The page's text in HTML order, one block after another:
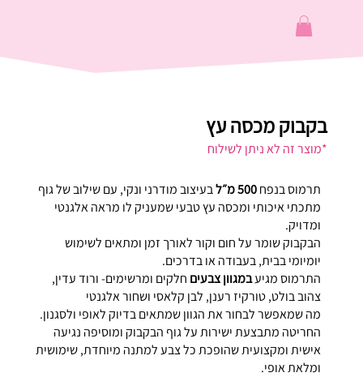
בקבוק מכסה עץ
*מוצר זה לא ניתן לשילוח
תרמוס בנפח
בעיצוב מודרני ונקי, עם שילוב של גוף
מתכתי איכותי ומכסה עץ טבעי שמעניק לו מראה אלגנטי
ומדויק.
הבקבוק שומר על חום וקור לאורך זמן ומתאים לשימוש
יומיומי בבית, בעבודה או בדרכים.
התרמוס מגיעבמגוון צבעים חלקים ומרשימים- ורוד עדין,
צהוב בולט, טורקיז רענן, לבן קלאסי ושחור אלגנטי
מה שמאפשר לבחור את הגוון שמתאים בדיוק לאופי ולסגנון.
החריטה מתבצעת ישירות על גוף הבקבוק ומוסיפה נגיעה
אישית ומקצועית שהופכת כל צבע למתנה מיוחדת, שימושית
ומלאת אופי.